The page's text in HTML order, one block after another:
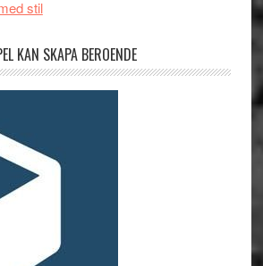
stil
KAN SKAPA BEROENDE